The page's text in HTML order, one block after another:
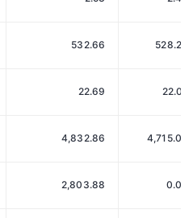
532.66 528.20
22.69 22.07
4,832.86 4,715.00
2,803.88 0.00